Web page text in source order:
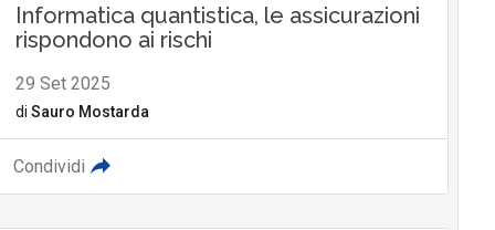
Informatica quantistica, le assicurazioni
rispondono ai rischi
29 Set 2025
di Sauro Mostarda
Condividi